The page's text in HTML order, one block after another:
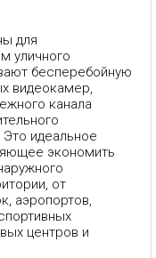
для
уличного
бесперебойную
видеокамер,
канала
идеальное
экономить
от
аэропортов,
центров и